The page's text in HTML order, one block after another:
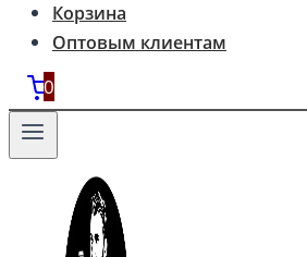
Корзина
Оптовым клиентам
0